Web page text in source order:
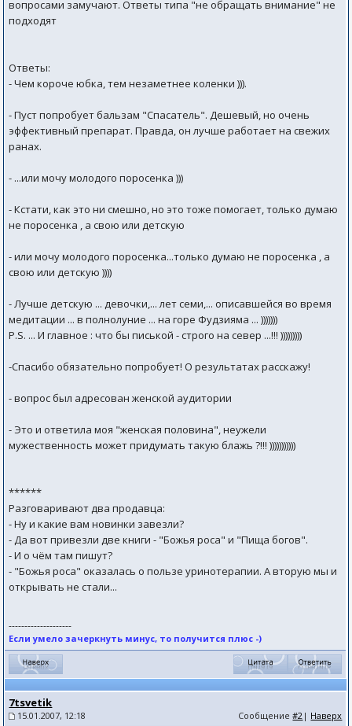
вопросами замучают. Ответы типа "не обращать внимание" не
подходят
Ответы:
- Чем короче юбка, тем незаметнее коленки ))).
- Пуст попробует бальзам "Спасатель". Дешевый, но очень
эффективный препарат. Правда, он лучше работает на свежих
ранах.
- ...или мочу молодого поросенка )))
- Кстати, как это ни смешно, но это тоже помогает, только думаю
не поросенка , а свою или детскую
- или мочу молодого поросенка...только думаю не поросенка , а
свою или детскую ))))
- Лучше детскую ... девочки,... лет семи,... описавшейся во время
медитации ... в полнолуние ... на горе Фудзияма ... )))))))
P.S. ... И главное : что бы писькой - строго на север ...!!! )))))))))
-Спасибо обязательно попробует! О результатах расскажу!
- вопрос был адресован женской аудитории
- Это и ответила моя "женская половина", неужели
мужественность может придумать такую блажь ?!!! )))))))))))
******
Разговаривают два продавца:
- Ну и какие вам новинки завезли?
- Да вот привезли две книги - "Божья роса" и "Пища богов".
- И о чём там пишут?
- "Божья роса" оказалась о пользе уринотерапии. А вторую мы и
открывать не стали...
--------------------
Если умело зачеркнуть минус, то получится плюс -)
7tsvetik
15.01.2007, 12:18 Сообщение#2 | Наверх